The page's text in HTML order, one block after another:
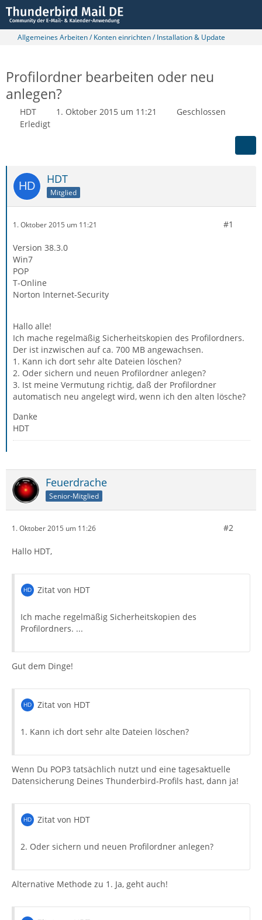
Allgemeines Arbeiten / Konten einrichten / Installation & Update
Profilordner bearbeiten oder neu
anlegen?
HDT 1. Oktober 2015 um 11:21
Geschlossen
Erledigt
HDT
Mitglied
1. Oktober 2015 um 11:21 #1
Version 38.3.0
Win7
POP
T-Online
Norton Internet-Security
Hallo alle!
Ich mache regelmäßig Sicherheitskopien des Profilordners.
Der ist inzwischen auf ca. 700 MB angewachsen.
1. Kann ich dort sehr alte Dateien löschen?
2. Oder sichern und neuen Profilordner anlegen?
3. Ist meine Vermutung richtig, daß der Profilordner
automatisch neu angelegt wird, wenn ich den alten lösche?
Danke
HDT
Feuerdrache
Senior-Mitglied
1. Oktober 2015 um 11:26 #2
Hallo HDT,
Zitat von HDT
Ich mache regelmäßig Sicherheitskopien des
Profilordners. ...
Gut dem Dinge!
Zitat von HDT
1. Kann ich dort sehr alte Dateien löschen?
Wenn Du POP3 tatsächlich nutzt und eine tagesaktuelle
Datensicherung Deines Thunderbird-Profils hast, dann ja!
Zitat von HDT
2. Oder sichern und neuen Profilordner anlegen?
Alternative Methode zu 1. Ja, geht auch!